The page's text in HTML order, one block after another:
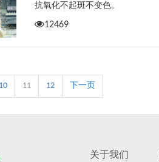
抗氧化不起斑不变色。
12469
10 11 12 下一页
关于我们